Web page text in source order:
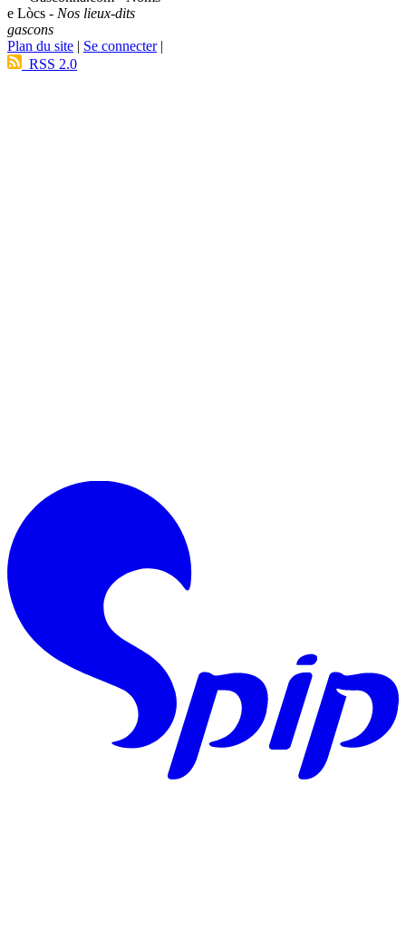
e Lòcs - Nos lieux-dits
gascons
Plan du site | Se connecter|
RSS 2.0